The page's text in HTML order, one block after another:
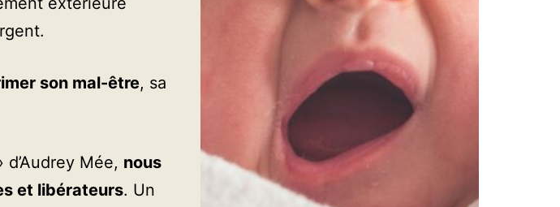
son mal-être, sa
Mée, nous
et libérateurs. Un